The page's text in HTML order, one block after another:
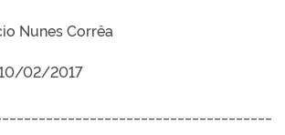
Nunes Corrêa
02/2017